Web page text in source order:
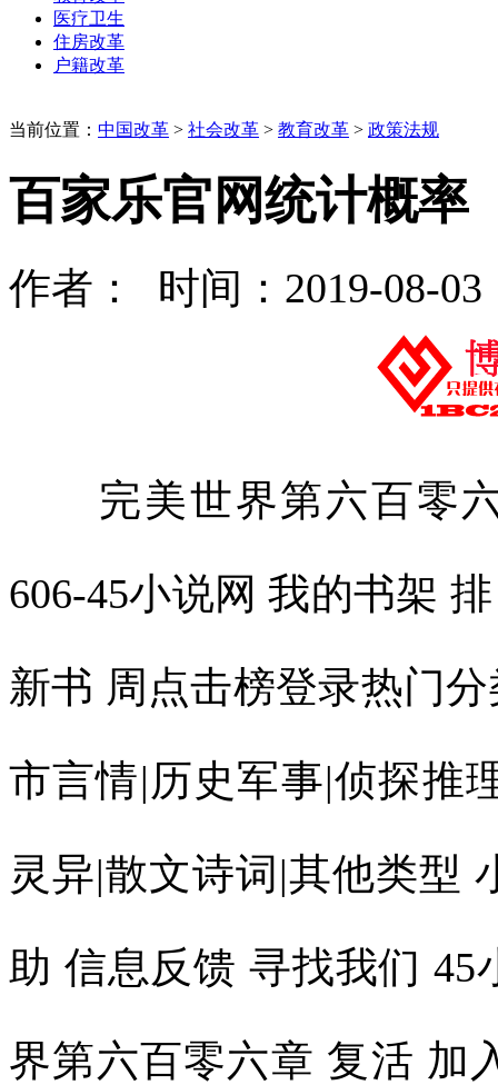
医疗卫生
住房改革
户籍改革
当前位置： 中国改革 > 社会改革 > 教育改革 > 政策法规
百家乐官网统计概率
作者： 时间：2019-08-03
完美世界第六百零六
606-45小说网 我的书架
新书 周点击榜登录热门
市言情|历史军事|侦探推
灵异|散文诗词|其他类型
助 信息反馈 寻找我们
界第六百零六章 复活 加